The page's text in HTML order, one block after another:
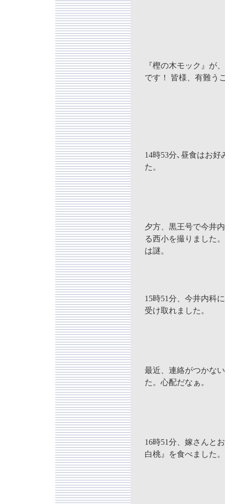
『樫の木モック』が
です！ 皆様、有難う
14時53分､昼食はお
た。
夕方、黒王号で今井
る西小を撮りました
は謎。
15時51分、今井内科
受け取れました。
最近、連絡がつかな
た。心配だなぁ。
16時51分、嫁さんと
白桃』を食べました